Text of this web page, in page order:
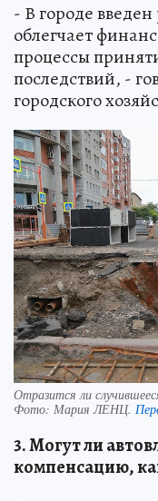
- В городе
облегчает
процессы
последствий, -
городского
Отразится ли
Фото: Мария ЛЕНЦ.
3. Могут ли
компенсацию,